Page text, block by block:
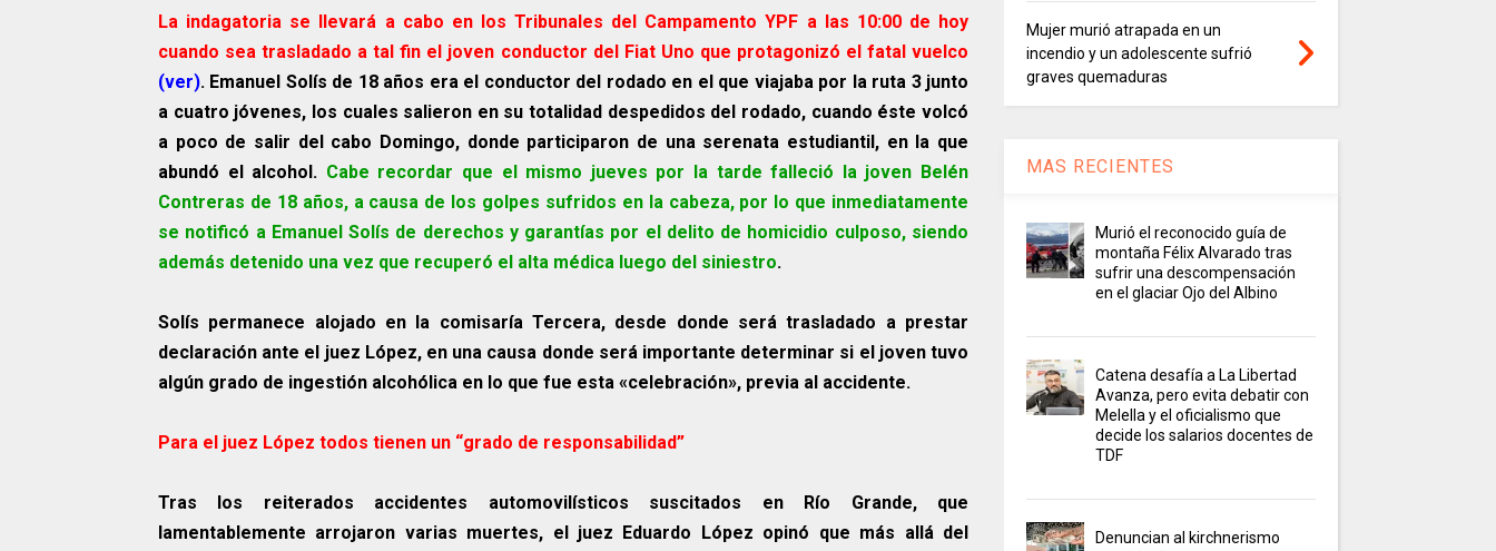
La indagatoria se llevará a cabo en los Tribunales del Campamento YPF a las 10:00 de hoy
cuando sea trasladado a tal fin el joven conductor del Fiat Uno que protagonizó el fatal vuelco
(ver). Emanuel Solís de 18 años era el conductor del rodado en el que viajaba por la ruta 3 junto
a cuatro jóvenes, los cuales salieron en su totalidad despedidos del rodado, cuando éste volcó
a poco de salir del cabo Domingo, donde participaron de una serenata estudiantil, en la que
abundó el alcohol. Cabe recordar que el mismo jueves por la tarde falleció la joven Belén
Contreras de 18 años, a causa de los golpes sufridos en la cabeza, por lo que inmediatamente
se notificó a Emanuel Solís de derechos y garantías por el delito de homicidio culposo, siendo
además detenido una vez que recuperó el alta médica luego del siniestro.
Solís permanece alojado en la comisaría Tercera, desde donde será trasladado a prestar
declaración ante el juez López, en una causa donde será importante determinar si el joven tuvo
algún grado de ingestión alcohólica en lo que fue esta «celebración», previa al accidente.
Para el juez López todos tienen un “grado de responsabilidad”
Tras los reiterados accidentes automovilísticos suscitados en Río Grande, que
lamentablemente arrojaron varias muertes, el juez Eduardo López opinó que más allá del
Mujer murió atrapada en un
incendio y un adolescente sufrió
graves quemaduras
MAS RECIENTES
Murió el reconocido guía de
montaña Félix Alvarado tras
sufrir una descompensación
en el glaciar Ojo del Albino
Catena desafía a La Libertad
Avanza, pero evita debatir con
Melella y el oficialismo que
decide los salarios docentes de
TDF
Denuncian al kirchnerismo